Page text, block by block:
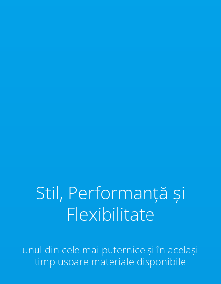
Stil, Performanță și
Flexibilitate
unul din cele mai puternice și în același
timp ușoare materiale disponibile